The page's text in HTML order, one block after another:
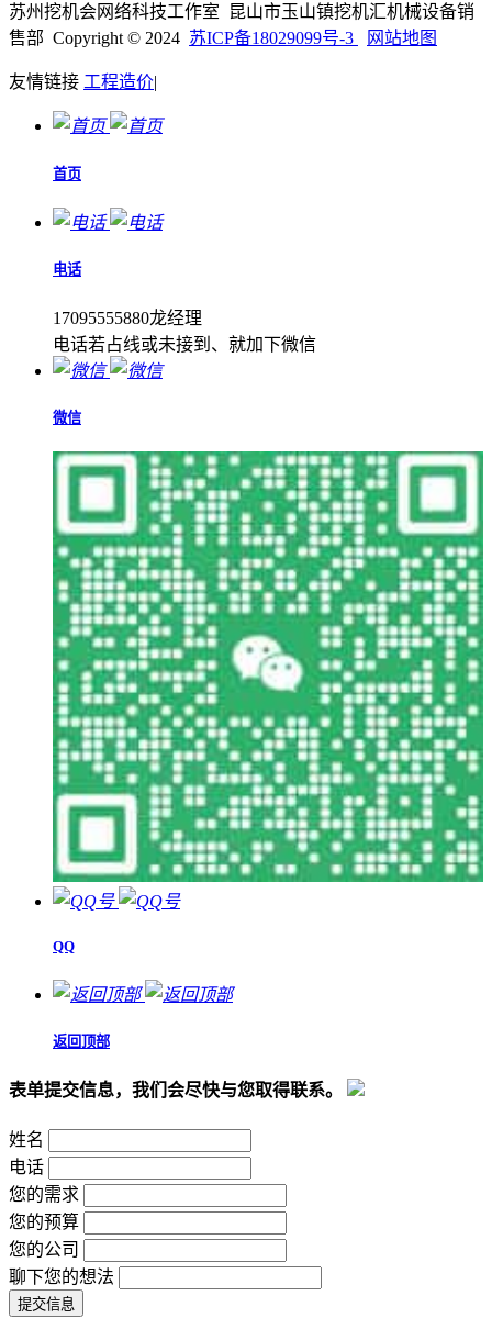
苏州挖机会网络科技工作室 昆山市玉山镇挖机汇机械设备销
售部 Copyright © 2024 苏ICP备18029099号-3 网站地图
友情链接 工程造价|
首页
电话
17095555880龙经理
电话若占线或未接到、就加下微信
微信
QQ
返回顶部
表单提交信息，我们会尽快与您取得联系。
姓名
电话
您的需求
您的预算
您的公司
聊下您的想法